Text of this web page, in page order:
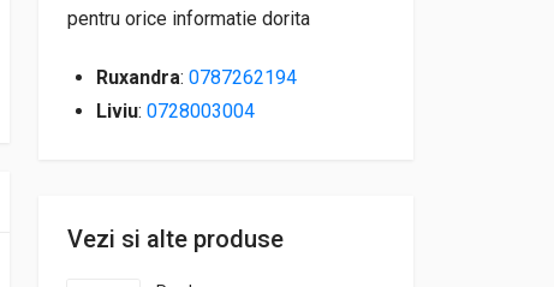
pentru orice informatie dorita
Ruxandra: 0787262194
Liviu: 0728003004
Vezi si alte produse